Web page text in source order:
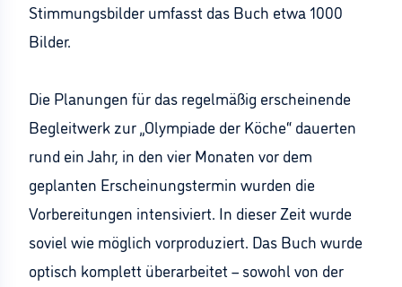
Stimmungsbilder umfasst das Buch etwa 1000
Bilder.
Die Planungen für das regelmäßig erscheinende
Begleitwerk zur „Olympiade der Köche“ dauerten
rund ein Jahr, in den vier Monaten vor dem
geplanten Erscheinungstermin wurden die
Vorbereitungen intensiviert. In dieser Zeit wurde
soviel wie möglich vorproduziert. Das Buch wurde
optisch komplett überarbeitet – sowohl von der